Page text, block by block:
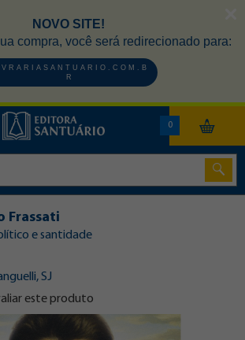
NOVO SITE!
compra, você será redirecionado para:
V R A R I A S A N T U A R I O . C O M . B
R
0
Frassati
e santidade
SJ
este produto